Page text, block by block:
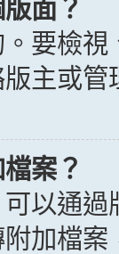
面？
要檢
主或管
案？
可以通
加檔